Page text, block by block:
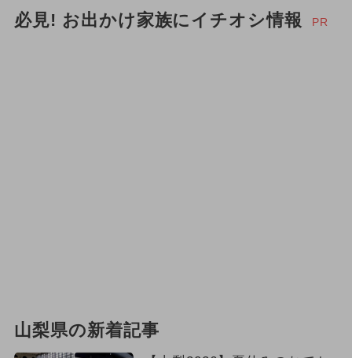
必見! お出かけ家族にイチオシ情報 PR
山梨県の新着記事